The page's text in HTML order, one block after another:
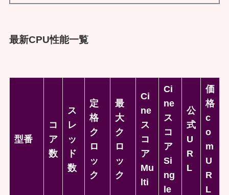
最新CPU性能一覧
型番
コ
ア
数
ス
レ
ッ
ド
数
定
格
ク
ロ
ッ
ク
最
大
ク
ロ
ッ
ク
Ci
ne
ス
コ
ア
Mu
lti
Ci
ne
ス
コ
ア
Si
ng
le
公
式
U
R
L
価
格
c
o
m
U
R
L